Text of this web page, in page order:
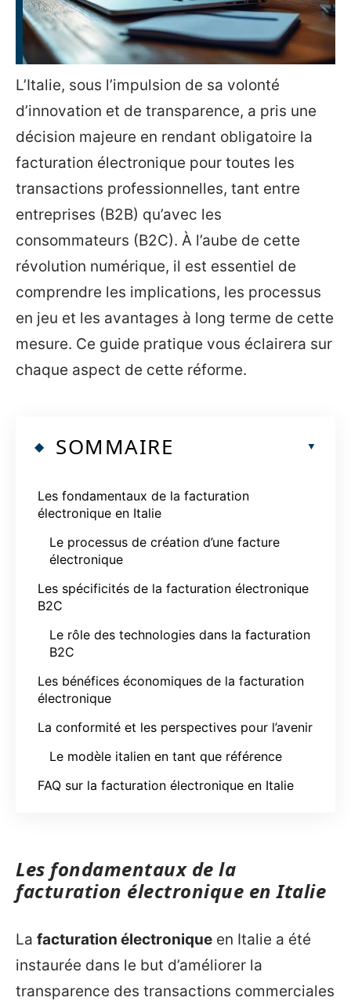
L’Italie, sous l’impulsion de sa volonté
d’innovation et de transparence, a pris une
décision majeure en rendant obligatoire la
facturation électronique pour toutes les
transactions professionnelles, tant entre
entreprises (B2B) qu’avec les
consommateurs (B2C). À l’aube de cette
révolution numérique, il est essentiel de
comprendre les implications, les processus
en jeu et les avantages à long terme de cette
mesure. Ce guide pratique vous éclairera sur
chaque aspect de cette réforme.
SOMMAIRE
Les fondamentaux de la facturation
électronique en Italie
Le processus de création d’une facture
électronique
Les spécificités de la facturation électronique
B2C
Le rôle des technologies dans la facturation
B2C
Les bénéfices économiques de la facturation
électronique
La conformité et les perspectives pour l’avenir
Le modèle italien en tant que référence
FAQ sur la facturation électronique en Italie
Les fondamentaux de la
facturation électronique en Italie
La facturation électronique en Italie a été
instaurée dans le but d’améliorer la
transparence des transactions commerciales